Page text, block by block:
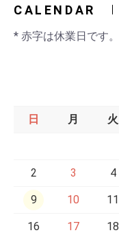
CALENDAR
* 赤字は休業日です。
日 月 火
2 3 4
9 10 11
16 17 18